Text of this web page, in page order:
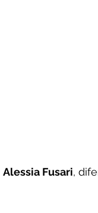
Alessia Fusari,